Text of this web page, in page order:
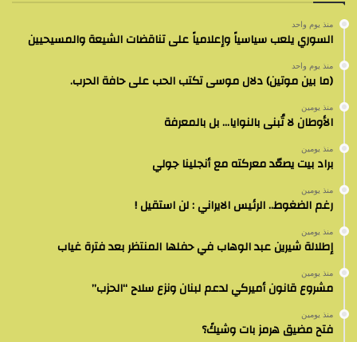
منذ يوم واحد
السوري يلعب سياسياً وإعلامياً على تناقضات الشيعة والمسيحيين
منذ يوم واحد
(ما بين موتين) دلال موسى تكتب الحب على حافة الحرب.
منذ يومين
الأوطان لا تُبنى بالنوايا… بل بالمعرفة
منذ يومين
براد بيت يصعّد معركته مع أنجلينا جولي
منذ يومين
رغم الضغوط.. الرئيس الايراني : لن استقيل !
منذ يومين
إطلالة شيرين عبد الوهاب في حفلها المنتظر بعد فترة غياب
منذ يومين
مشروع قانون أميركي لدعم لبنان ونزع سلاح “الحزب”
منذ يومين
فتح مضيق هرمز بات وشيكً؟